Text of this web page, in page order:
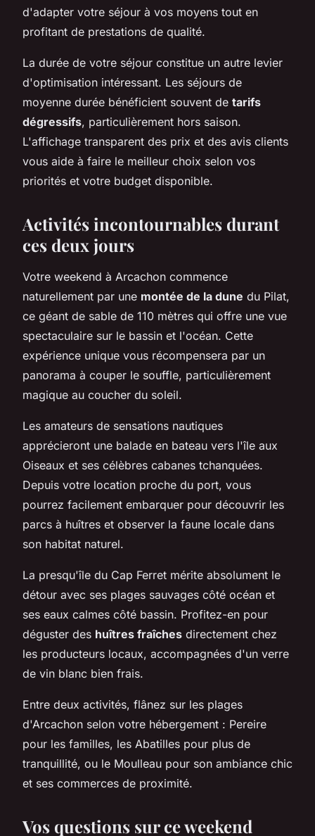
d'adapter votre séjour à vos moyens tout en
profitant de prestations de qualité.
La durée de votre séjour constitue un autre levier
d'optimisation intéressant. Les séjours de
moyenne durée bénéficient souvent de tarifs
dégressifs, particulièrement hors saison.
L'affichage transparent des prix et des avis clients
vous aide à faire le meilleur choix selon vos
priorités et votre budget disponible.
Activités incontournables durant
ces deux jours
Votre weekend à Arcachon commence
naturellement par une montée de la dune du Pilat,
ce géant de sable de 110 mètres qui offre une vue
spectaculaire sur le bassin et l'océan. Cette
expérience unique vous récompensera par un
panorama à couper le souffle, particulièrement
magique au coucher du soleil.
Les amateurs de sensations nautiques
apprécieront une balade en bateau vers l'île aux
Oiseaux et ses célèbres cabanes tchanquées.
Depuis votre location proche du port, vous
pourrez facilement embarquer pour découvrir les
parcs à huîtres et observer la faune locale dans
son habitat naturel.
La presqu'île du Cap Ferret mérite absolument le
détour avec ses plages sauvages côté océan et
ses eaux calmes côté bassin. Profitez-en pour
déguster des huîtres fraîches directement chez
les producteurs locaux, accompagnées d'un verre
de vin blanc bien frais.
Entre deux activités, flânez sur les plages
d'Arcachon selon votre hébergement : Pereire
pour les familles, les Abatilles pour plus de
tranquillité, ou le Moulleau pour son ambiance chic
et ses commerces de proximité.
Vos questions sur ce weekend